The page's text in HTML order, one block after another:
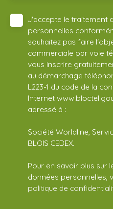
J'accepte le traitement
personnelles
souhaitez pas faire
commerciale par voie
vous inscrire
au démarchage
L223-1 du code de la
Internet
adressé à :
Société Worldline,
BLOIS CEDEX.
Pour en savoir plus sur
données personnelles,
politique de